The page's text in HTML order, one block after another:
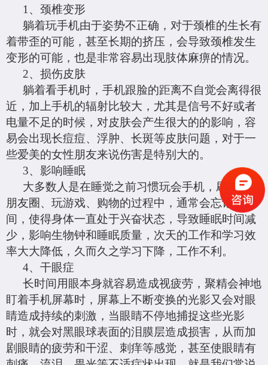
1、 颈椎变形
躺着玩手机由于姿势不正确，对于颈椎的生长有
着带歪的可能，甚至长期的挤压，会导致颈椎发生
变形的可能，也是非常容易出现肢体麻痹的情况。
2、 损伤皮肤
躺着看手机时，手机跟脸的距离不自觉会离得很
近， 加上手机的辐射比较大， 尤其是信号不好或者
电量不足的时候， 对皮肤会产生很大的的影响， 容
易会出现长痘痘、浮肿、长斑等皮肤问题 ，对于一
些爱美的女性朋友来说伤害是特别大的。
3、 影响睡眠
大多数人是在睡觉之前习惯玩会手机，刷微博、
朋友圈、玩游戏、购物的过程中，通常会忘记时
间，使得身体一直处于兴奋状态，导致睡眠时间减
少，影响生物钟和睡眠质量 ，次天的工作和学习效
率大大降低，久而久之学习下降，工作不利。
4、 干眼症
长时间用眼本身就容易造成视疲劳，聚精会神地
盯着手机屏幕时，屏幕上不断变换的光影又会对眼
睛造成持续的刺激，当眼睛不停地捕捉这些光影
时，就会对黑眼球表面的泪膜层造成损害，从而加
剧眼睛的疲劳和干涩、刺痒等感觉，甚至使眼睛有